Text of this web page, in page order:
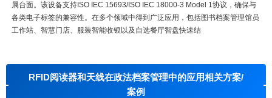
属台面。该设备支持ISO IEC 15693/ISO IEC 18000-3 Model 1协议，确保与
各类电子标签的兼容性。在多个领域中得到广泛应用，包括图书档案管理馆员
工作站、智慧门店、服装智能收银以及自选餐厅智盘快速结
RFID阅读器和天线在政法档案管理中的应用相关方案/
案例